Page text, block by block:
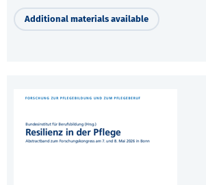
Additional materials available